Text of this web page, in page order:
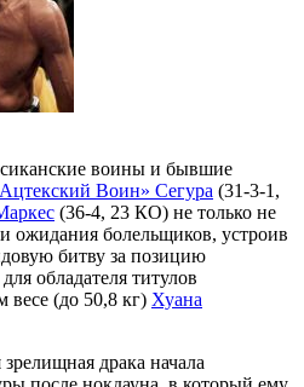
воины и бывшие
Воин» Сегура (31-3-1,
(36-4, 23 КО) не только не
ожидания болельщиков, устроив
битву за позицию
обладателя титулов
(до 50,8 кг) Хуана
драка начала